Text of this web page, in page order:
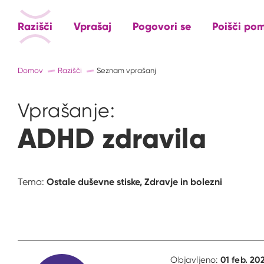
Razišči Vprašaj Pogovori se Poišči
Domov Razišči Seznam vprašanj
Vprašanje:
ADHD zdravila
Tema: Ostale duševne stiske, Zdravje in bolezni
Objavljeno: 01 feb.